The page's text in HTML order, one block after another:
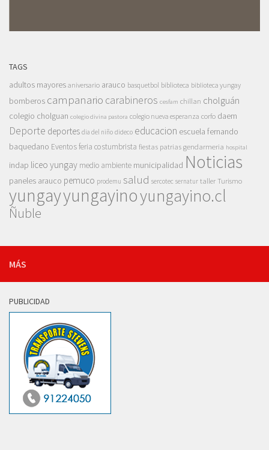
TAGS
adultos mayores aniversario arauco basquetbol biblioteca biblioteca yungay
bomberos campanario carabineros cesfam chillan cholguán
colegio cholguan colegio divina pastora colegio nueva esperanza corfo daem
Deporte deportes dia del niño dideco educacion escuela fernando
baquedano Eventosferia costumbrista fiestas patrias gendarmeria hospital
indap liceo yungay medio ambiente municipalidad Noticias
paneles arauco pemuco prodemu salud sercotec sernatur taller Turismo
yungayyungayinoyungayino.cl
Ñuble
MÁS
PUBLICIDAD